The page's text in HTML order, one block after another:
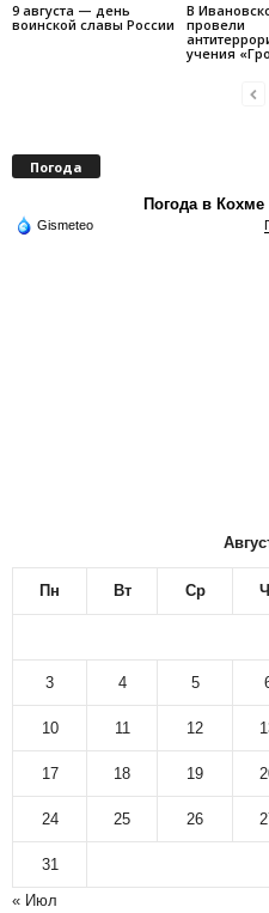
9 августа — день
воинской славы России
В
провели
учения
Погода
Погода в Кохме
Gismeteo
Пн Вт Ср
3 4 5
10 11 12
17 18 19
24 25 26
31
« Июл